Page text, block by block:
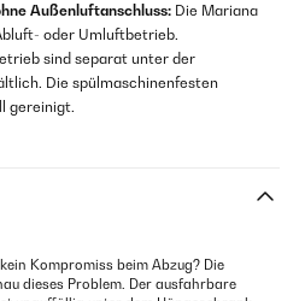
Außenluftanschluss: Die Mariana
oder Umluftbetrieb.
sind separat unter der
Die spülmaschinenfesten
gereinigt.
Kompromiss beim Abzug? Die
dieses Problem. Der ausfahrbare